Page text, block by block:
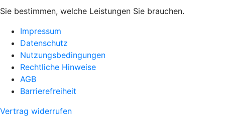
Sie bestimmen, welche Leistungen Sie brauchen.
Impressum
Datenschutz
Nutzungsbedingungen
Rechtliche Hinweise
AGB
Barrierefreiheit
Vertrag widerrufen